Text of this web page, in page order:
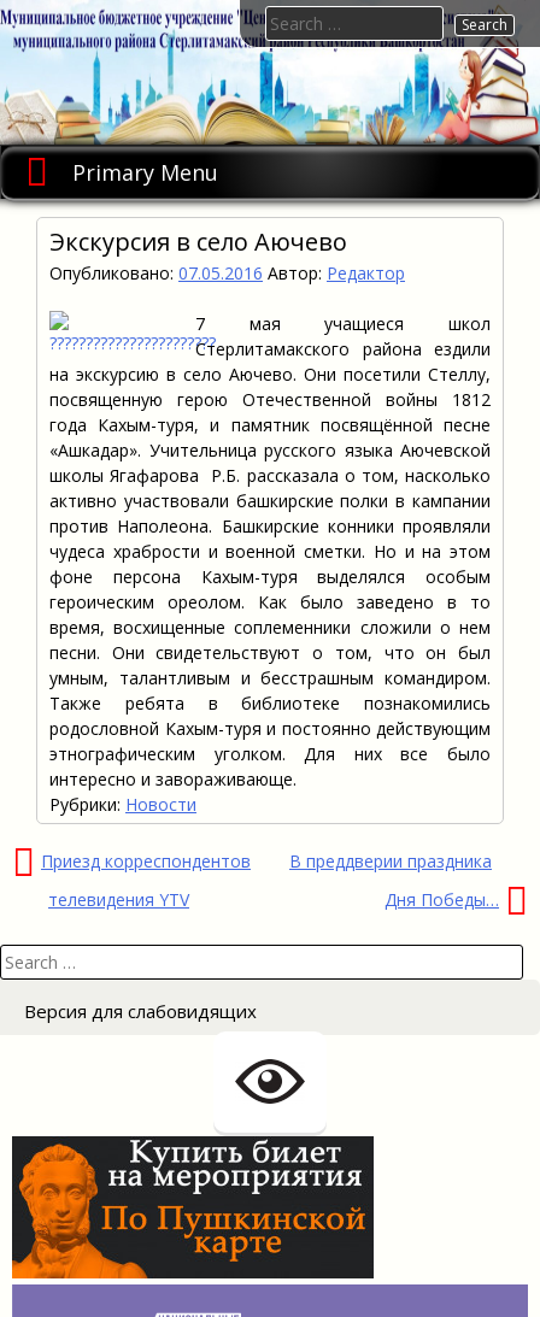
Skip
to
Primary Menu
Search
for:
Экскурсия в село Аючево
Опубликовано: 07.05.2016 Автор: Редактор
7 мая учащиеся школ
Стерлитамакского района ездили
на экскурсию в село Аючево. Они посетили Стеллу,
посвященную герою Отечественной войны 1812
года Кахым-туря, и памятник посвящённой песне
«Ашкадар». Учительница русского языка Аючевской
школы Ягафарова Р.Б. рассказала о том, насколько
активно участвовали башкирские полки в кампании
против Наполеона. Башкирские конники проявляли
чудеса храбрости и военной сметки. Но и на этом
фоне персона Кахым-туря выделялся особым
героическим ореолом. Как было заведено в то
время, восхищенные соплеменники сложили о нем
песни. Они свидетельствуют о том, что он был
умным, талантливым и бесстрашным командиром.
Также ребята в библиотеке познакомились
родословной Кахым-туря и постоянно действующим
этнографическим уголком. Для них все было
интересно и завораживающе.
Рубрики: Новости
Навигация
по
Приезд корреспондентов
телевидения YTV
В преддверии праздника
Дня Победы…
Search
for:
Версия для слабовидящих